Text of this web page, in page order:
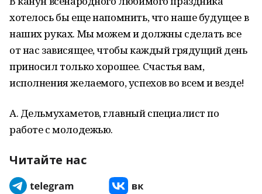
хотелось бы еще напомнить, что наше будущее в
наших руках. Мы можем и должны сделать все
от нас зависящее, чтобы каждый грядущий день
приносил только хорошее. Счастья вам,
исполнения желаемого, успехов во всем и везде!
А. Дельмухаметов, главный специалист по
работе с молодежью.
Читайте нас